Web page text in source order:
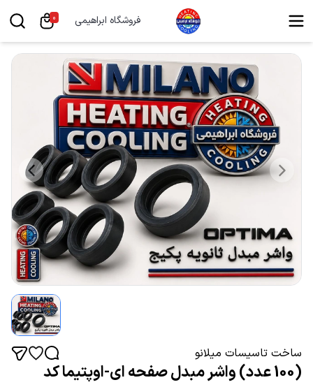
فروشگاه ابراهیمی 0
ساخت تاسیسات میلانو
(100 عدد) واشر مبدل صفحه ای-اوپتیما کد